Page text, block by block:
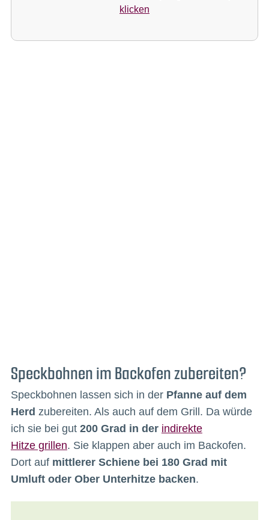
klicken
Speckbohnen im Backofen zubereiten?
Speckbohnen lassen sich in der Pfanne auf dem
Herd zubereiten. Als auch auf dem Grill. Da würde
ich sie bei gut 200 Grad in der indirekte
Hitzegrillen. Sie klappen aber auch im Backofen.
Dort auf mittlerer Schiene bei 180 Grad mit
Umluft oder Ober Unterhitze backen.